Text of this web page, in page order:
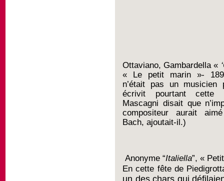
Ottaviano, Gambardella«
« Le petit marin »-
n’était pas un musicien
écrivit pourtant cette
Mascagni disait que
compositeur aurait
Bach, ajoutait-il.)
Anonyme “Italiella”, «
En cette fête de